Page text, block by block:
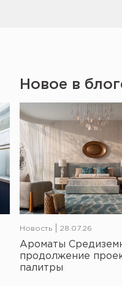
Новое в
Новость 28.07.26
Ароматы
продолжение
палитры